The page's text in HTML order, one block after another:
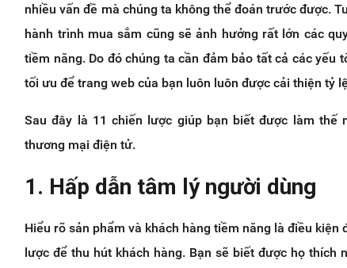
nhiều vấn đề mà chúng ta không thể đoán trước được.
hành trình mua sắm cũng sẽ ảnh hưởng rất lớn các
tiềm năng. Do đó chúng ta cần đảm bảo tất cả các yếu
tối ưu để trang web của bạn luôn luôn được cải thiện tỷ
Sau đây là 11 chiến lược giúp bạn biết được làm thế
thương mại điện tử.
1. Hấp dẫn tâm lý người dùng
Hiểu rõ sản phẩm và khách hàng tiềm năng là điều
lược để thu hút khách hàng. Bạn sẽ biết được họ thích